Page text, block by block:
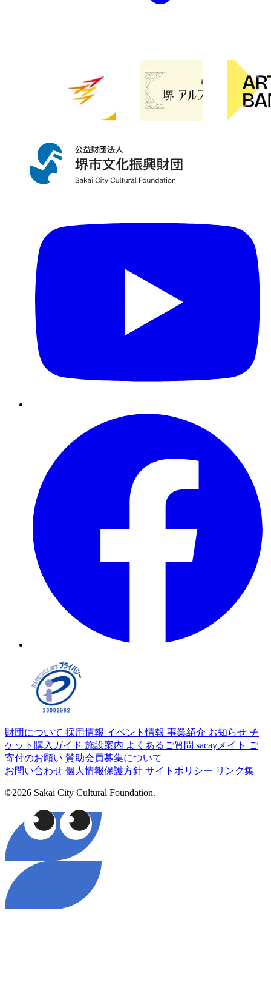
財団について 採用情報 イベント情報 事業紹介 お知らせ チ
ケット購入ガイド 施設案内 よくあるご質問 sacayメイト ご
寄付のお願い 賛助会員募集について
お問い合わせ 個人情報保護方針 サイトポリシー リンク集
©2026 Sakai City Cultural Foundation.